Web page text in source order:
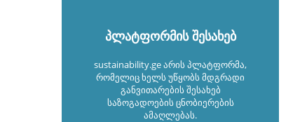
პლატფორმის შესახებ
sustainability.ge არის პლატფორმა,
რომელიც ხელს უწყობს მდგრადი
განვითარების შესახებ
საზოგადოების ცნობიერების
ამაღლებას.